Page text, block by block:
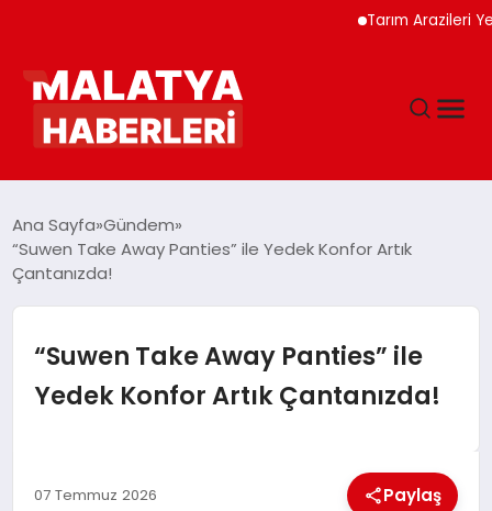
Tarım Arazileri Yeni
GÜNDEM
DÜNYA
EĞITIM
Ana Sayfa Gündem
“Suwen Take Away Panties” ile Yedek Konfor Artık
Çantanızda!
“Suwen Take Away Panties” ile
Yedek Konfor Artık Çantanızda!
07 Temmuz 2026 Paylaş